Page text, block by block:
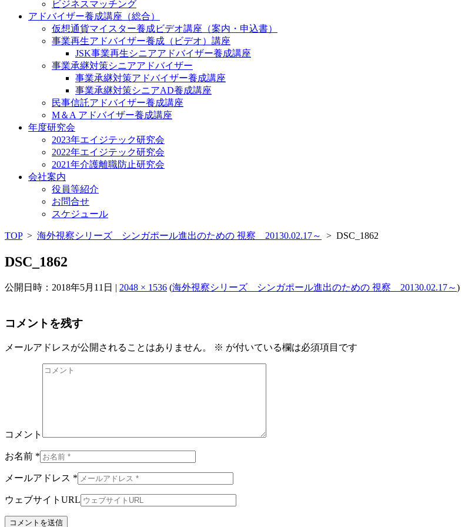
ビジネスマッチング
アドバイザー養成講座（総合）
仮想通貨マイスター養成ビデオ講座（案内・申込書）
事業再生アドバイザー養成（ビデオ）講座
JSK事業再生シニアアドバイザー養成講座
事業承継対策シニアアドバイザー
事業承継対策アドバイザー養成講座
事業承継対策シニアAD養成講座
民事信託アドバイザー養成講座
M＆A アドバイザー養成講座
年度研究会
2023年エイジテック研究会
2022年エイジテック研究会
2021年介護離職防止研究会
会社案内
役員等紹介
お問合せ
スケジュール
TOP> 海外視察シリーズ シンガポール進出のための 視察 20130.02.17～ > DSC_1862
DSC_1862
公開日時： 2018年5月11日 | 2048 × 1536 (海外視察シリーズ シンガポール進出のための 視察 20130.02.17～)
コメントを残す
メールアドレスが公開されることはありません。 ※ が付いている欄は必須項目です
コメント
お名前 *
メールアドレス *
ウェブサイトURL